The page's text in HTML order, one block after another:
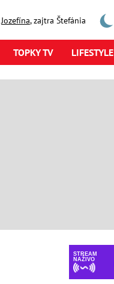
Jozefína, zajtra Štefánia
TOPKY TV LIFESTYLE
STREAM
NAŽIVO